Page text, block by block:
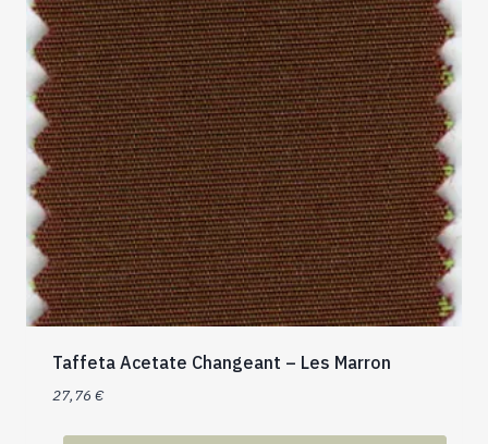
plusieurs
variations.
Les
options
peuvent
être
choisies
sur
la
page
du
produit
Taffeta Acetate Changeant – Les Marron
27,76 €